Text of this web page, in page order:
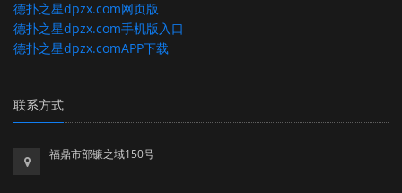
德扑之星dpzx.com网页版
德扑之星dpzx.com手机版入口
德扑之星dpzx.comAPP下载
联系方式
福鼎市部镰之域150号